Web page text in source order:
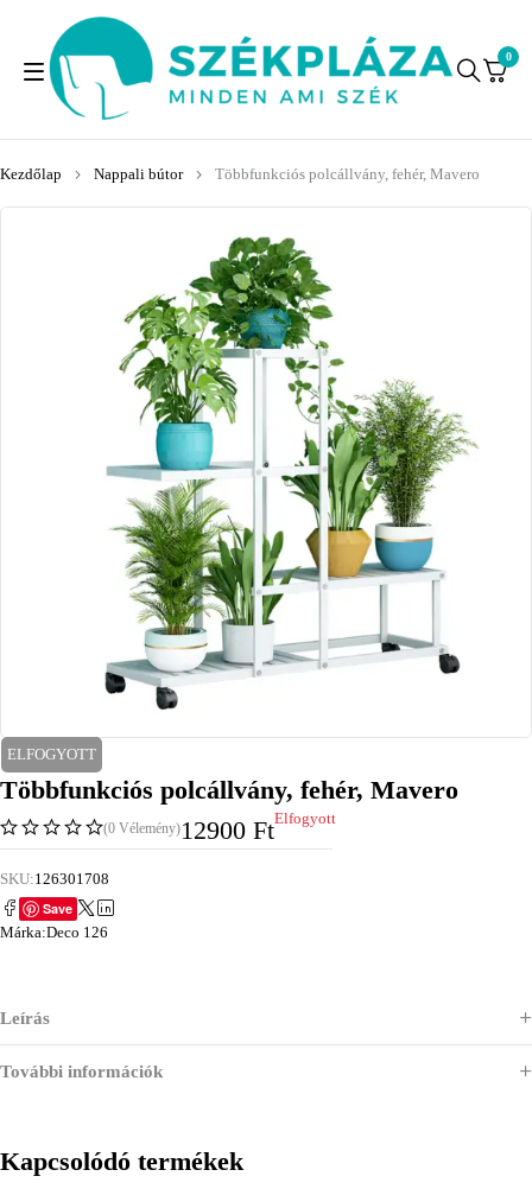
0
Kezdőlap Nappali bútor Többfunkciós polcállvány, fehér, Mavero
ELFOGYOTT
Többfunkciós polcállvány, fehér, Mavero
(0 Vélemény)12900 FtElfogyott
SKU:126301708
Save
Márka:Deco 126
Leírás
További információk
Kapcsolódó termékek